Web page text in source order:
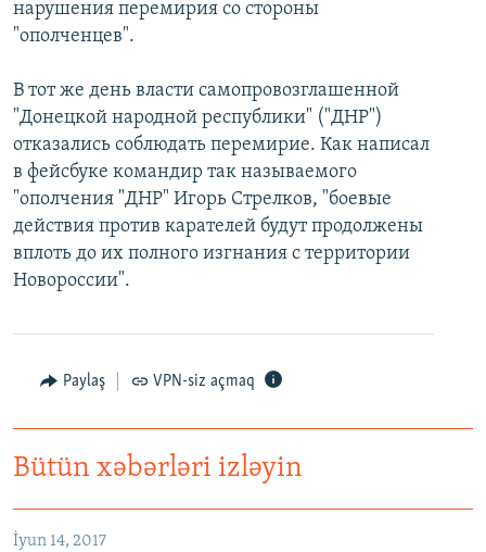
нарушения перемирия со стороны
"ополченцев".
В тот же день власти самопровозглашенной
"Донецкой народной республики" ("ДНР")
отказались соблюдать перемирие. Как написал
в фейсбуке командир так называемого
"ополчения "ДНР" Игорь Стрелков, "боевые
действия против карателей будут продолжены
вплоть до их полного изгнания с территории
Новороссии".
Paylaş VPN-siz açmaq
Bütün xəbərləri izləyin
İyun 14, 2017